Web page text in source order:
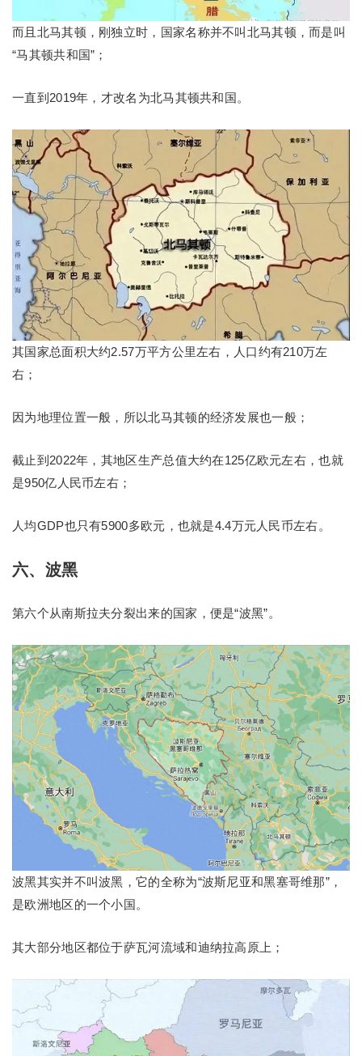
而且北马其顿，刚独立时，国家名称并不叫北马其顿，而是叫
“马其顿共和国”；
一直到2019年，才改名为北马其顿共和国。
其国家总面积大约2.57万平方公里左右，人口约有210万左
右；
因为地理位置一般，所以北马其顿的经济发展也一般；
截止到2022年，其地区生产总值大约在125亿欧元左右，也就
是950亿人民币左右；
人均GDP也只有5900多欧元，也就是4.4万元人民币左右。
六、波黑
第六个从南斯拉夫分裂出来的国家，便是“波黑”。
波黑其实并不叫波黑，它的全称为“波斯尼亚和黑塞哥维那”，
是欧洲地区的一个小国。
其大部分地区都位于萨瓦河流域和迪纳拉高原上；